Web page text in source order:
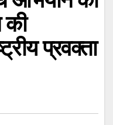
प्रवक्ता